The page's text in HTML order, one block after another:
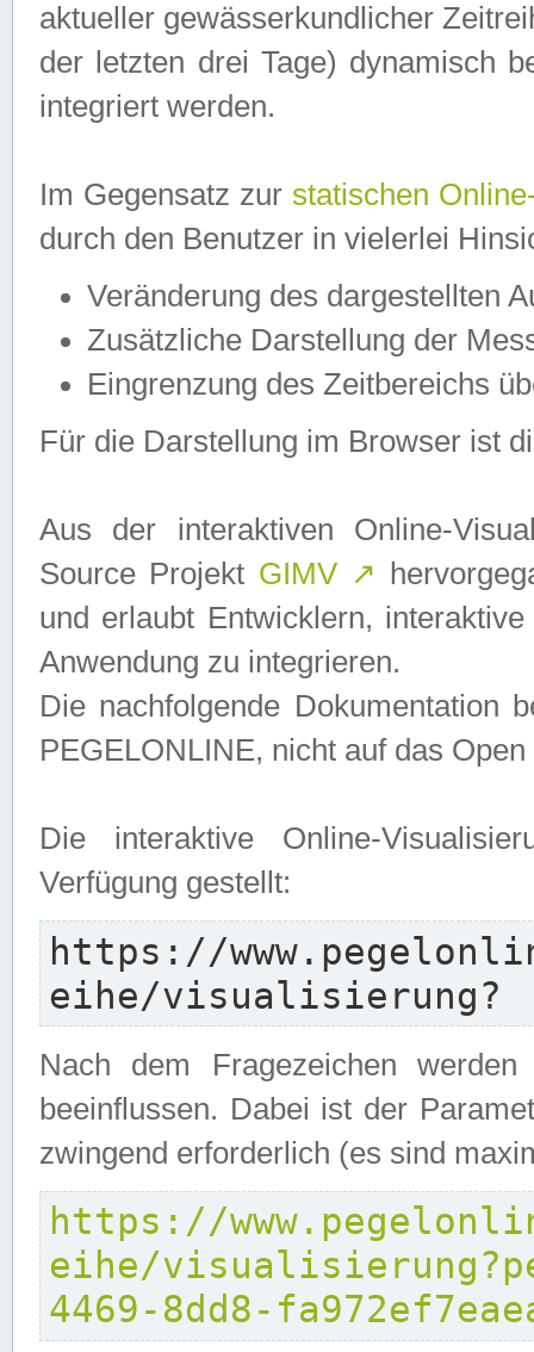
aktueller gewässerkundlicher
der letzten drei Tage) dynamisch
integriert werden.
Im Gegensatz zur statischen
durch den Benutzer in vielerlei
Veränderung des dargestellten
Zusätzliche Darstellung der
Eingrenzung des Zeitbereichs
Für die Darstellung im Browser ist
Aus der interaktiven Online-
Source Projekt GIMV ↗
und erlaubt Entwicklern,
Anwendung zu integrieren.
Die nachfolgende Dokumentation
PEGELONLINE, nicht auf das
Die interaktive Online-
Verfügung gestellt:
https://
eihe/visualisierung?
Nach dem Fragezeichen
beeinflussen. Dabei ist der
zwingend erforderlich (es sind
https://
eihe/
4469-8dd8-